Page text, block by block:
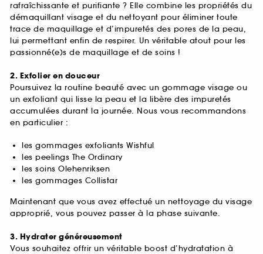
rafraîchissante et purifiante ? Elle combine les propriétés du
démaquillant visage et du nettoyant pour éliminer toute
trace de maquillage et d’impuretés des pores de la peau,
lui permettant enfin de respirer. Un véritable atout pour les
passionné(e)s de maquillage et de soins !
2. Exfolier en douceur
Poursuivez la routine beauté avec un gommage visage ou
un exfoliant qui lisse la peau et la libère des impuretés
accumulées durant la journée. Nous vous recommandons
en particulier :
les gommages exfoliants Wishful
les peelings The Ordinary
les soins Olehenriksen
les gommages Collistar
Maintenant que vous avez effectué un nettoyage du visage
approprié, vous pouvez passer à la phase suivante.
3. Hydrater généreusement
Vous souhaitez offrir un véritable boost d’hydratation à